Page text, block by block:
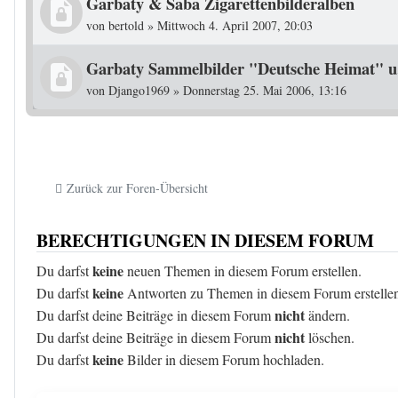
von bertold » Mittwoch 4. April 2007, 20:03
Garbaty Sammelbilder "Deutsche Heimat"
von Django1969 » Donnerstag 25. Mai 2006, 13:16
Zurück zur Foren-Übersicht
BERECHTIGUNGEN IN DIESEM FORUM
Du darfstkeineneuen Themen in diesem Forum erstellen.
Du darfstkeine Antworten zu Themen in diesem Forum
Du darfst deine Beiträge in diesem Forumnichtändern.
Du darfst deine Beiträge in diesem Forumnichtlöschen.
Du darfstkeineBilder in diesem Forum hochladen.